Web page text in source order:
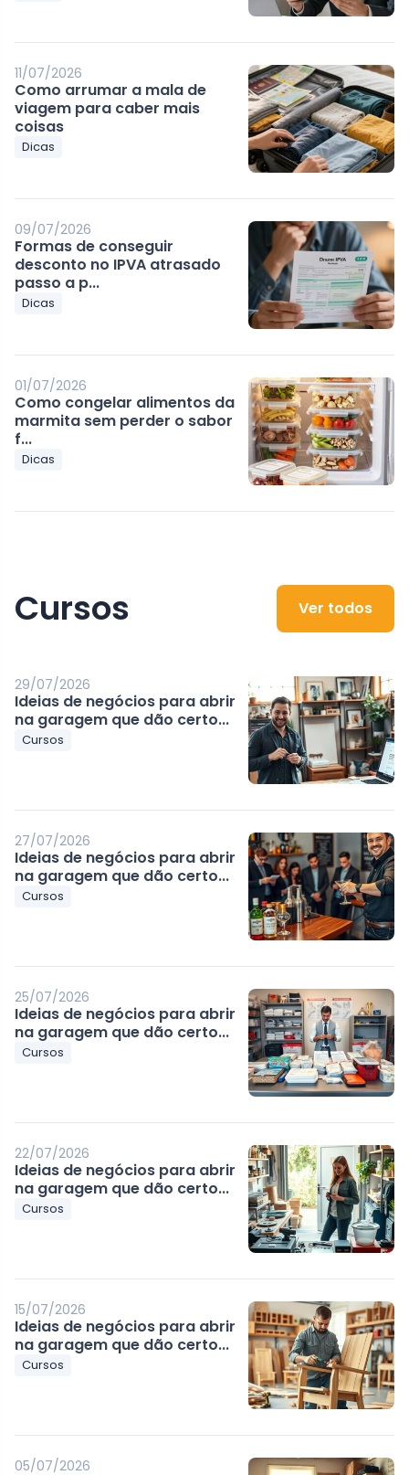
11/07/2026
Como arrumar a mala de
viagem para caber mais
coisas
Dicas
09/07/2026
Formas de conseguir
desconto no IPVA atrasado
passo a p...
Dicas
01/07/2026
Como congelar alimentos da
marmita sem perder o sabor
f...
Dicas
Cursos Ver todos
29/07/2026
Ideias de negócios para abrir
na garagem que dão certo...
Cursos
27/07/2026
Ideias de negócios para abrir
na garagem que dão certo...
Cursos
25/07/2026
Ideias de negócios para abrir
na garagem que dão certo...
Cursos
22/07/2026
Ideias de negócios para abrir
na garagem que dão certo...
Cursos
15/07/2026
Ideias de negócios para abrir
na garagem que dão certo...
Cursos
05/07/2026